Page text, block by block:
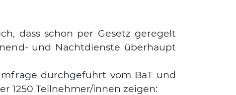
dass schon per Gesetz gere­gelt
und Nacht­diens­te über­haupt
durch­ge­führt vom BaT und
1250 Teilnehmer/innen zei­gen:
Suchen nach: